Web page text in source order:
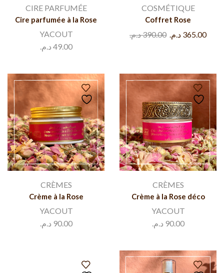
CIRE PARFUMÉE
Cire parfumée à la Rose
YACOUT
49.00 د.م.
COSMÉTIQUE
Coffret Rose
390.00د.م. 365.00 د.م.
CRÈMES
Crème à la Rose
YACOUT
90.00 د.م.
CRÈMES
Crème à la Rose déco
YACOUT
90.00 د.م.